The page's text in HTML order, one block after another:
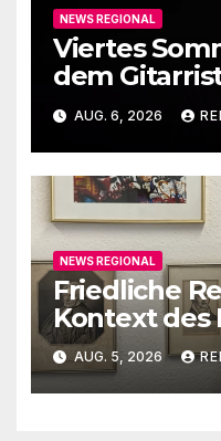
NEWS REGIONAL
Viertes
dem
Ehrig
AUG. 6, 2026
NEWS REGIONAL
Friedliche
Kontext des
1789-1989
AUG. 5, 2026